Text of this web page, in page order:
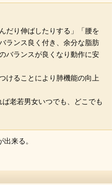
だり伸ばしたりする」「腰を
ランス良く付き、余分な脂肪
バランスが良くなり動作に安
けることにより肺機能の向上
老若男女いつでも、どこでも
来る。